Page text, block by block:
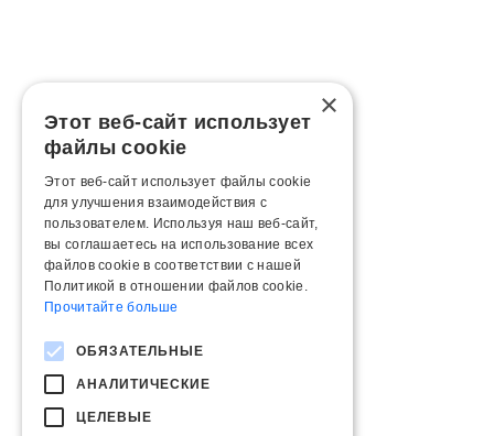
×
Этот веб-сайт использует
файлы cookie
Этот веб-сайт использует файлы cookie
для улучшения взаимодействия с
пользователем. Используя наш веб-сайт,
вы соглашаетесь на использование всех
файлов cookie в соответствии с нашей
Политикой в ​​отношении файлов cookie.
Прочитайте больше
ОБЯЗАТЕЛЬНЫЕ
АНАЛИТИЧЕСКИЕ
ЦЕЛЕВЫЕ